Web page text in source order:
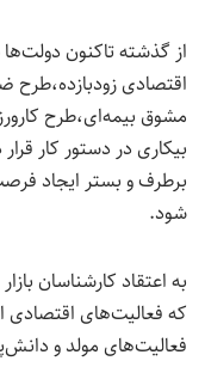
از گذشته تاکنون
اقتصادی زودبازده،طرح
مشوق‌ بیمه‌ای،طرح
بیکاری در دستور کار
برطرف و بستر ایجاد
شود.
به اعتقاد کارشناسان
که فعالیت‌های اقتصادی
فعالیت‌های مولد و